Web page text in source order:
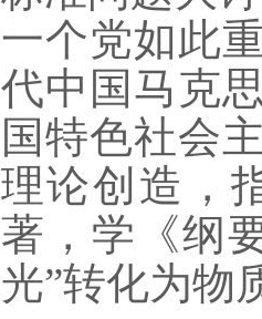
一个党如此
代中国马克
国特色社会
理论创造，
著，学《纲
光”转化为物